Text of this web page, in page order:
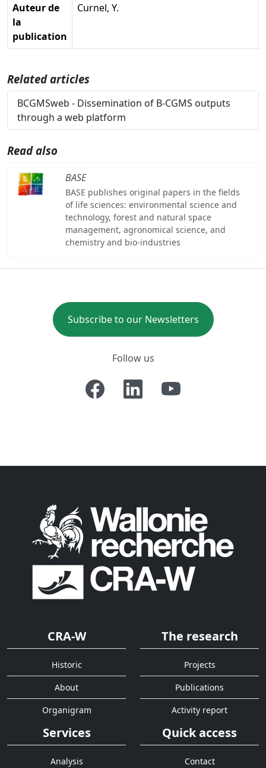
Auteur de
la
publication
Curnel, Y.
Related articles
BCGMSweb - Dissemination of B-CGMS outputs
through a web platform
Read also
BASE
BASE publishes original papers in the fields
of life sciences: environmental science and
technology, forest and natural space
management, agronomical science, and
chemistry and bio-industries
Subscribe to our Newsletters
Follow us
CRA-W
Historic
About
Organigram
The research
Projects
Publications
Activity report
Services
Analysis
Quick access
Contact